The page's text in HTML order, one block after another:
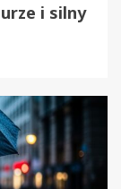
i silny